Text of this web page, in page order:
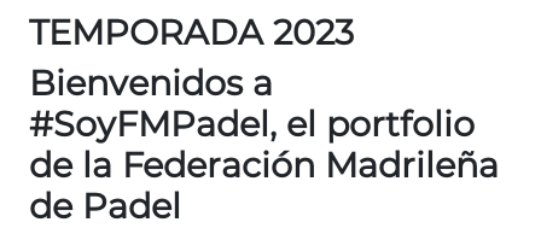
TEMPORADA 2023
Bienvenidos a
#SoyFMPadel, el portfolio
de la Federación Madrileña
de Padel